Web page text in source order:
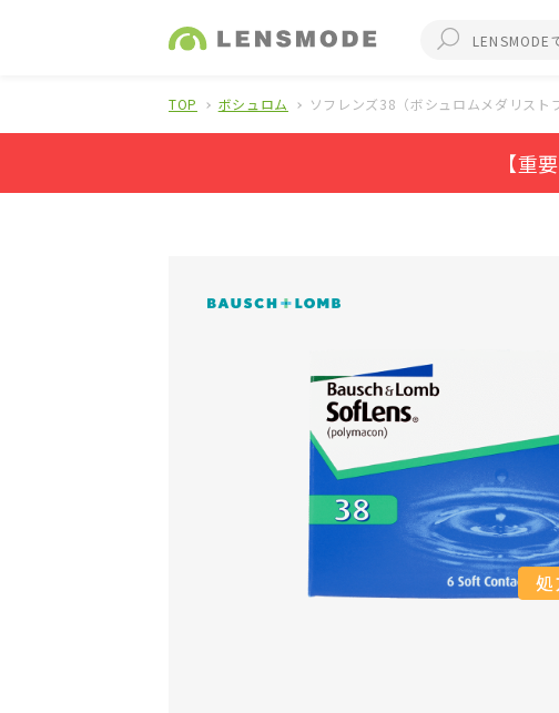
TOP ボシュロム ソフレンズ38（ボシュロムメダリスト
【重